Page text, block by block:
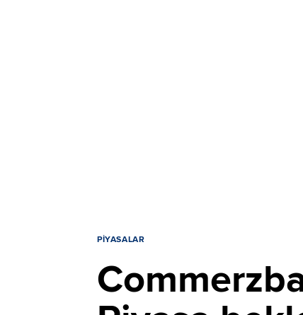
PIYASALAR